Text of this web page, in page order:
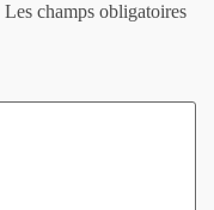
Les champs obligatoires